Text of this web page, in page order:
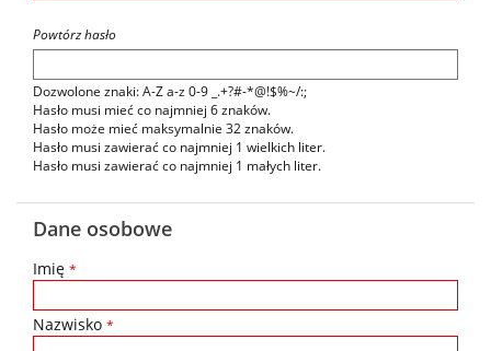
Powtórz hasło
Dozwolone znaki: A-Z a-z 0-9 _.+?#-*@!$%~/:;
Hasło musi mieć co najmniej 6 znaków.
Hasło może mieć maksymalnie 32 znaków.
Hasło musi zawierać co najmniej 1 wielkich liter.
Hasło musi zawierać co najmniej 1 małych liter.
Dane osobowe
Imię *
Nazwisko *